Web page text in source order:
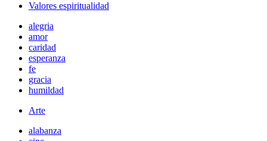
Valores espiritualidad
alegria
amor
caridad
esperanza
fe
gracia
humildad
Arte
alabanza